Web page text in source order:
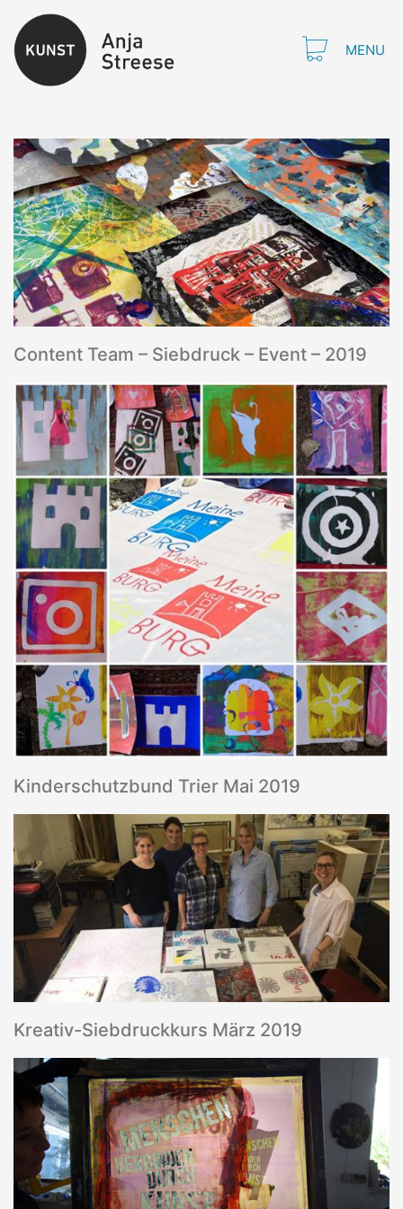
MENU
Content Team – Siebdruck – Event – 2019
Kinderschutzbund Trier Mai 2019
Kreativ-Siebdruckkurs März 2019